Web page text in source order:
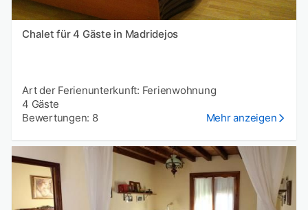
Chalet für 4 Gäste in Madridejos
Art der Ferienunterkunft: Ferienwohnung
4 Gäste
Bewertungen: 8
Mehr anzeigen